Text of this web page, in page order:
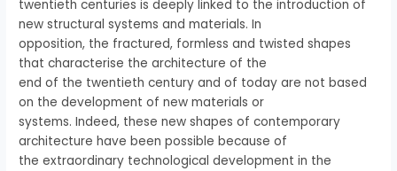
twentieth centuries is deeply linked to the introduction of
new structural systems and materials. In
opposition, the fractured, formless and twisted shapes
that characterise the architecture of the
end of the twentieth century and of today are not based
on the development of new materials or
systems. Indeed, these new shapes of contemporary
architecture have been possible because of
the extraordinary technological development in the